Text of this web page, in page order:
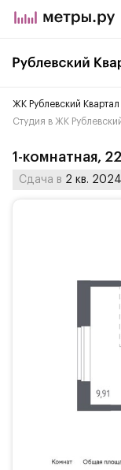
ЖК Рублевский Квартал
Студия в ЖК
1-комнатная,
Сдача в 2 кв. 2024